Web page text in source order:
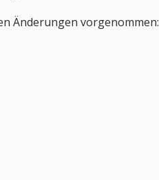
Änderungen vorgenommen: